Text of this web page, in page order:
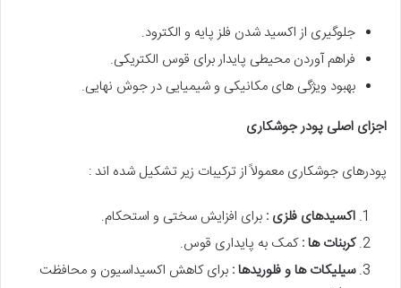
جلوگیری از اکسید شدن فلز پایه و الکترود.
فراهم آوردن محیطی پایدار برای قوس الکتریکی.
بهبود ویژگی های مکانیکی و شیمیایی در جوش نهایی.
اجزای اصلی پودر جوشکاری
پودرهای جوشکاری معمولاً از ترکیبات زیر تشکیل شده اند :
اکسیدهای فلزی : برای افزایش سختی و استحکام.
کربنات ها :کمک به پایداری قوس.
سیلیکات ها و فلوریدها : برای کاهش اکسیداسیون و محافظت